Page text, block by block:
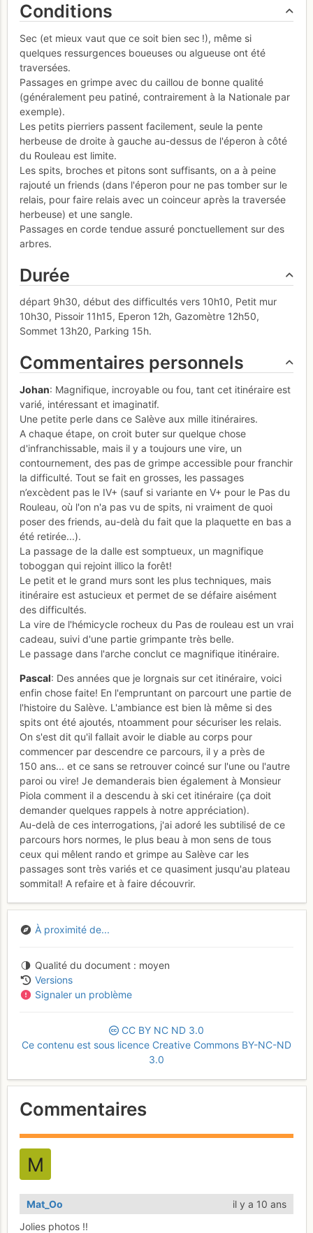
Conditions
Sec (et mieux vaut que ce soit bien sec !), même si
quelques ressurgences boueuses ou algueuse ont été
traversées.
Passages en grimpe avec du caillou de bonne qualité
(généralement peu patiné, contrairement à la Nationale par
exemple).
Les petits pierriers passent facilement, seule la pente
herbeuse de droite à gauche au-dessus de l'éperon à côté
du Rouleau est limite.
Les spits, broches et pitons sont suffisants, on a à peine
rajouté un friends (dans l'éperon pour ne pas tomber sur le
relais, pour faire relais avec un coinceur après la traversée
herbeuse) et une sangle.
Passages en corde tendue assuré ponctuellement sur des
arbres.
Durée
départ 9h30, début des difficultés vers 10h10, Petit mur
10h30, Pissoir 11h15, Eperon 12h, Gazomètre 12h50,
Sommet 13h20, Parking 15h.
Commentaires personnels
Johan: Magnifique, incroyable ou fou, tant cet itinéraire est
varié, intéressant et imaginatif.
Une petite perle dans ce Salève aux mille itinéraires.
A chaque étape, on croit buter sur quelque chose
d'infranchissable, mais il y a toujours une vire, un
contournement, des pas de grimpe accessible pour franchir
la difficulté. Tout se fait en grosses, les passages
n’excèdent pas le IV+ (sauf si variante en V+ pour le Pas du
Rouleau, où l'on n'a pas vu de spits, ni vraiment de quoi
poser des friends, au-delà du fait que la plaquette en bas a
été retirée...).
La passage de la dalle est somptueux, un magnifique
toboggan qui rejoint illico la forêt!
Le petit et le grand murs sont les plus techniques, mais
itinéraire est astucieux et permet de se défaire aisément
des difficultés.
La vire de l'hémicycle rocheux du Pas de rouleau est un vrai
cadeau, suivi d'une partie grimpante très belle.
Le passage dans l'arche conclut ce magnifique itinéraire.
Pascal: Des années que je lorgnais sur cet itinéraire, voici
enfin chose faite! En l'empruntant on parcourt une partie de
l'histoire du Salève. L'ambiance est bien là même si des
spits ont été ajoutés, ntoamment pour sécuriser les relais.
On s'est dit qu'il fallait avoir le diable au corps pour
commencer par descendre ce parcours, il y a près de
150 ans... et ce sans se retrouver coincé sur l'une ou l'autre
paroi ou vire! Je demanderais bien également à Monsieur
Piola comment il a descendu à ski cet itinéraire (ça doit
demander quelques rappels à notre appréciation).
Au-delà de ces interrogations, j'ai adoré les subtilisé de ce
parcours hors normes, le plus beau à mon sens de tous
ceux qui mêlent rando et grimpe au Salève car les
passages sont très variés et ce quasiment jusqu'au plateau
sommital! A refaire et à faire découvrir.
À proximité de...
Qualité du document
moyen
Versions
Signaler un problème
CC BY NC ND 3.0
Ce contenu est sous licence Creative Commons BY-NC-ND
3.0
Commentaires
Mat_Oo
il y a 10 ans
Jolies photos !!